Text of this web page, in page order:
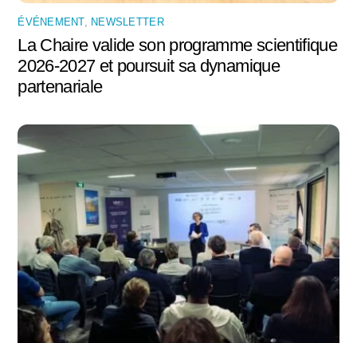
ÉVÉNEMENT, NEWSLETTER
La Chaire valide son programme scientifique
2026-2027 et poursuit sa dynamique
partenariale